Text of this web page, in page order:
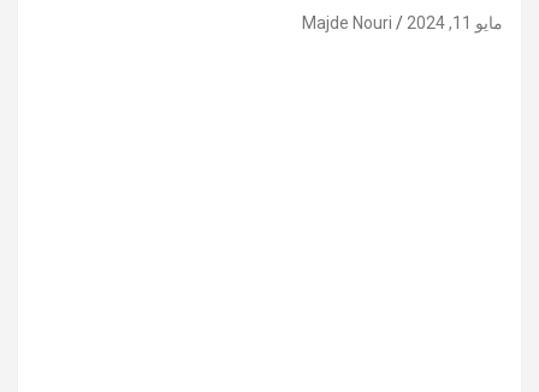
مايو 11, 2024 Majde Nouri